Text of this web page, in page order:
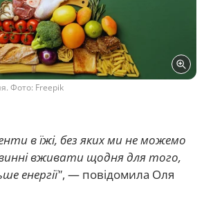
Фото: Freepik
в їжі, без яких ми не можемо
вживати щодня для того,
енергії", — повідомила Оля